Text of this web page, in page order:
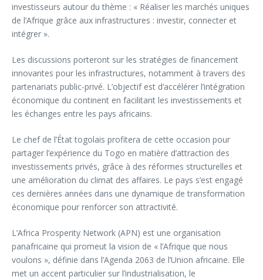
investisseurs autour du thème : « Réaliser les marchés uniques
de l’Afrique grâce aux infrastructures : investir, connecter et
intégrer ».
Les discussions porteront sur les stratégies de financement
innovantes pour les infrastructures, notamment à travers des
partenariats public-privé. L’objectif est d’accélérer l’intégration
économique du continent en facilitant les investissements et
les échanges entre les pays africains.
Le chef de l’État togolais profitera de cette occasion pour
partager l’expérience du Togo en matière d’attraction des
investissements privés, grâce à des réformes structurelles et
une amélioration du climat des affaires. Le pays s’est engagé
ces dernières années dans une dynamique de transformation
économique pour renforcer son attractivité.
L’Africa Prosperity Network (APN) est une organisation
panafricaine qui promeut la vision de « l’Afrique que nous
voulons », définie dans l’Agenda 2063 de l’Union africaine. Elle
met un accent particulier sur l’industrialisation, le